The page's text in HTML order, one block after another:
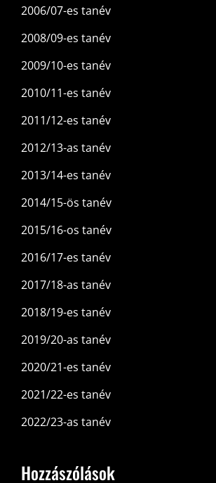
2006/07-es tanév
2008/09-es tanév
2009/10-es tanév
2010/11-es tanév
2011/12-es tanév
2012/13-as tanév
2013/14-es tanév
2014/15-ös tanév
2015/16-os tanév
2016/17-es tanév
2017/18-as tanév
2018/19-es tanév
2019/20-as tanév
2020/21-es tanév
2021/22-es tanév
2022/23-as tanév
Hozzászólások